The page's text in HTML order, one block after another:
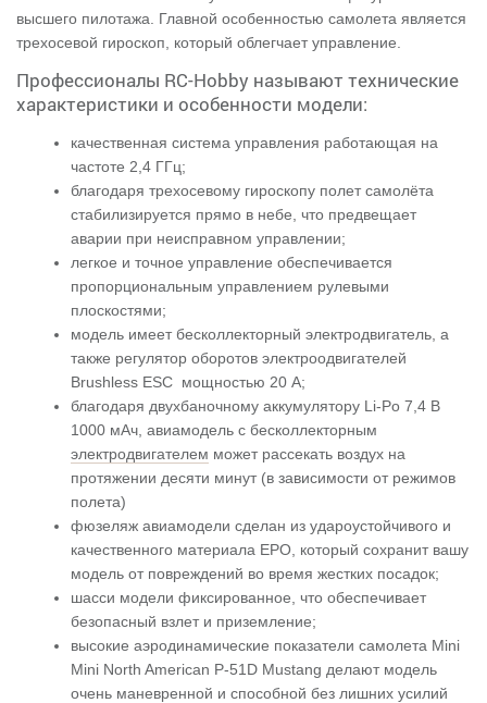
высшего пилотажа. Главной особенностью самолета является
трехосевой гироскоп, который облегчает управление.
Профессионалы RC-Hobby называют технические
характеристики и особенности модели:
качественная система управления работающая на
частоте 2,4 ГГц;
благодаря трехосевому гироскопу полет самолёта
стабилизируется прямо в небе, что предвещает
аварии при неисправном управлении;
легкое и точное управление обеспечивается
пропорциональным управлением рулевыми
плоскостями;
модель имеет бесколлекторный электродвигатель, а
также регулятор оборотов электроодвигателей
Brushless ESC мощностью 20 А;
благодаря двухбаночному аккумулятору Li-Po 7,4 В
1000 мАч, авиамодель с бесколлекторным
электродвигателем может рассекать воздух на
протяжении десяти минут (в зависимости от режимов
полета)
фюзеляж авиамодели сделан из удароустойчивого и
качественного материала ЕРО, который сохранит вашу
модель от повреждений во время жестких посадок;
шасси модели фиксированное, что обеспечивает
безопасный взлет и приземление;
высокие аэродинамические показатели самолета Mini
Mini North American P-51D Mustang делают модель
очень маневренной и способной без лишних усилий